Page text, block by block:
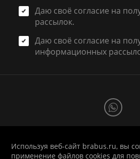
Даю своё согласие на
рассылок.
Даю своё согласие на
информационных
1998-2026 © BRABUS
Используя веб-сайт brabus.ru, вы
применение файлов cookies для